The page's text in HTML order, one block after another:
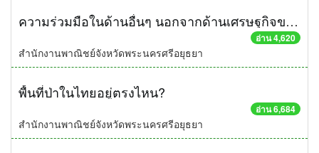
ความร่วมมือในด้านอื่นๆ นอกจากด้านเศรษฐกิจของอาเซียน
อ่าน 4,620
สำนักงานพาณิชย์จังหวัดพระนครศรีอยุธยา
พื้นที่ป่าในไทยอยู่ตรงไหน?
อ่าน 6,684
สำนักงานพาณิชย์จังหวัดพระนครศรีอยุธยา